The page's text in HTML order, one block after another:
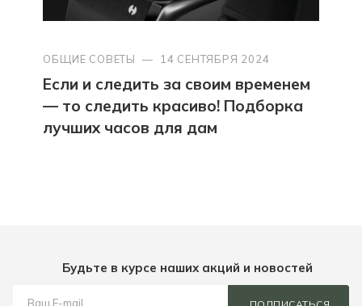
ОБЩИЕ СОВЕТЫ — 14 СЕНТЯБРЯ 2024
Если и следить за своим временем
— то следить красиво! Подборка
лучших часов для дам
Будьте в курсе наших акций и новостей